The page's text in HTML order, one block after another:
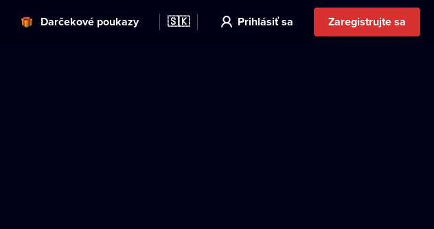
Darčekové poukazy 🇸🇰 Prihlásiť sa Zaregistrujte sa